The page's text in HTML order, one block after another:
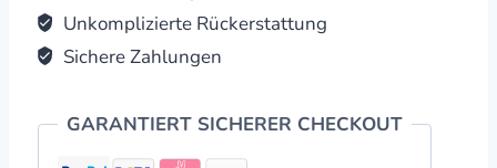
Unkomplizierte Rückerstattung
Sichere Zahlungen
GARANTIERT SICHERER CHECKOUT